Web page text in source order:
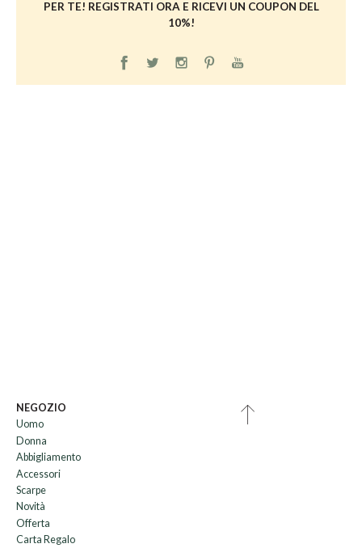
PER TE! REGISTRATI ORA E RICEVI UN COUPON DEL
10%!
NEGOZIO
Uomo
Donna
Abbigliamento
Accessori
Scarpe
Novità
Offerta
Carta Regalo